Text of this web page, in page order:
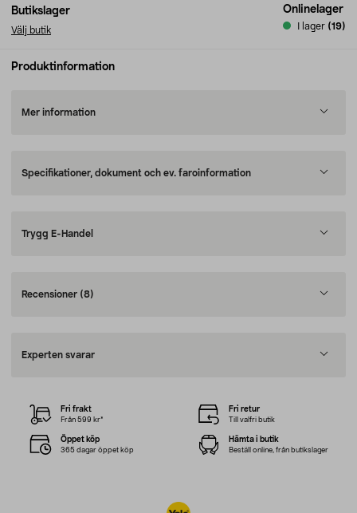
Butikslager
Välj butik
Onlinelager
I lager (19)
Produktinformation
Mer information
Specifikationer, dokument och ev. faroinformation
Trygg E-Handel
Recensioner (8)
Experten svarar
Fri frakt
Från 599 kr*
Fri retur
Till valfri butik
Öppet köp
365 dagar öppet köp
Hämta i butik
Beställ online, från butikslager